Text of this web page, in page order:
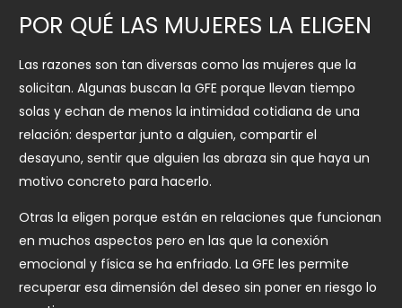
POR QUÉ LAS MUJERES LA ELIGEN
Las razones son tan diversas como las mujeres que la
solicitan. Algunas buscan la GFE porque llevan tiempo
solas y echan de menos la intimidad cotidiana de una
relación: despertar junto a alguien, compartir el
desayuno, sentir que alguien las abraza sin que haya un
motivo concreto para hacerlo.
Otras la eligen porque están en relaciones que funcionan
en muchos aspectos pero en las que la conexión
emocional y física se ha enfriado. La GFE les permite
recuperar esa dimensión del deseo sin poner en riesgo lo